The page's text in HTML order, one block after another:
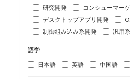
研究開発
コンシューマー
デスクトップアプリ開発
制御組み込み系開発
汎用
語学
日本語
英語 中国語